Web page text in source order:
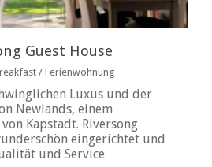
Guest House
/ Ferienwohnung
Luxus und der
Newlands, einem
Kapstadt. Riversong
eingerichtet und
und Service.